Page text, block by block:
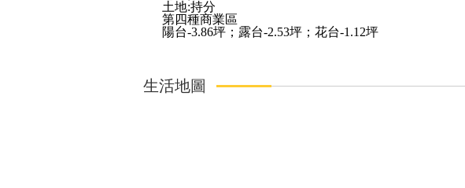
土地:持分
第四種商業區
陽台-3.86坪；露台-2.53坪；花台-1.12坪
生活地圖